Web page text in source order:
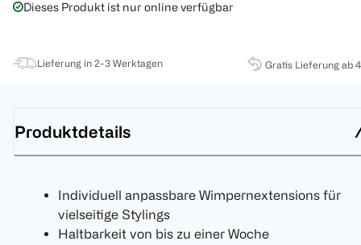
Dieses Produkt ist nur online verfügbar
Lieferung in 2-3 Werktagen Gratis Lieferung ab
Produktdetails
Individuell anpassbare Wimpernextensions für
vielseitige Stylings
Haltbarkeit von bis zu einer Woche